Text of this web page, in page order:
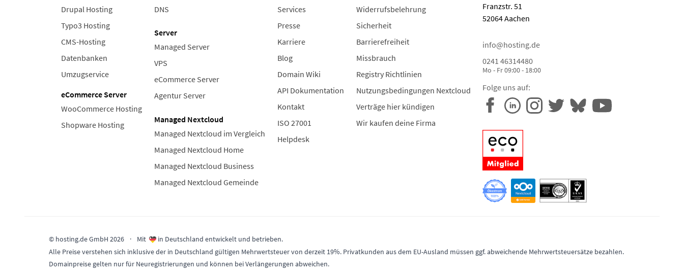
Drupal Hosting
Typo3 Hosting
CMS-Hosting
Datenbanken
Umzugservice
eCommerce Server
WooCommerce Hosting
Shopware Hosting
DNS
Server
Managed Server
VPS
eCommerce Server
Agentur Server
Managed Nextcloud
Managed Nextcloud im Vergleich
Managed Nextcloud Home
Managed Nextcloud Business
Managed Nextcloud Gemeinde
Services
Presse
Karriere
Blog
Domain Wiki
API Dokumentation
Kontakt
ISO 27001
Helpdesk
Widerrufsbelehrung
Sicherheit
Barrierefreiheit
Missbrauch
Registry Richtlinien
Nutzungsbedingungen Nextcloud
Verträge hier kündigen
Wir kaufen deine Firma
Franzstr. 51
52064 Aachen
info@hosting.de
0241 46314480
Mo - Fr 09:00 - 18:00
Folge uns auf:
© hosting.de GmbH 2026 · Mit
in Deutschland entwickelt und betrieben.
Alle Preise verstehen sich inklusive der in Deutschland gültigen Mehrwertsteuer von derzeit 19%. Privatkunden aus dem EU-Ausland müssen ggf. abweichende Mehrwertsteuersätze bezahlen.
Domainpreise gelten nur für Neuregistrierungen und können bei Verlängerungen abweichen.